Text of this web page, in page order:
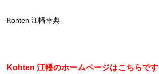
Kohten 江幡幸典
Kohten 江幡のホームページはこちらです